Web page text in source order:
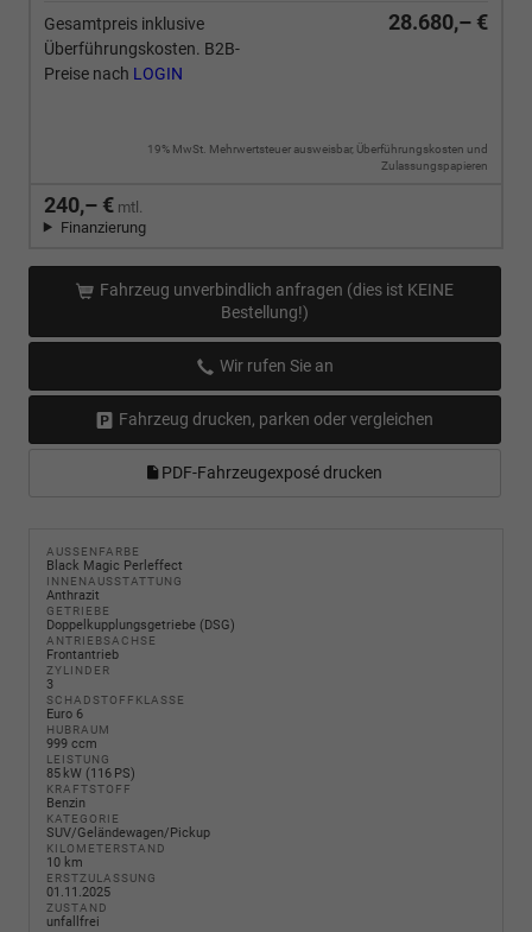
Gesamtpreis inklusive
Überführungskosten. B2B-
Preise nach LOGIN
28.680,– €
19% MwSt. Mehrwertsteuer ausweisbar, Überführungskosten und
Zulassungspapieren
240,– € mtl.
Finanzierung
Fahrzeug unverbindlich anfragen (dies ist KEINE
Bestellung!)
Wir rufen Sie an
Fahrzeug drucken, parken oder vergleichen
PDF-Fahrzeugexposé drucken
AUSSENFARBE
Black Magic Perleffect
INNENAUSSTATTUNG
Anthrazit
GETRIEBE
Doppelkupplungsgetriebe (DSG)
ANTRIEBSACHSE
Frontantrieb
ZYLINDER
3
SCHADSTOFFKLASSE
Euro 6
HUBRAUM
999 ccm
LEISTUNG
85 kW (116 PS)
KRAFTSTOFF
Benzin
KATEGORIE
SUV/Geländewagen/Pickup
KILOMETERSTAND
10 km
ERSTZULASSUNG
01.11.2025
ZUSTAND
unfallfrei